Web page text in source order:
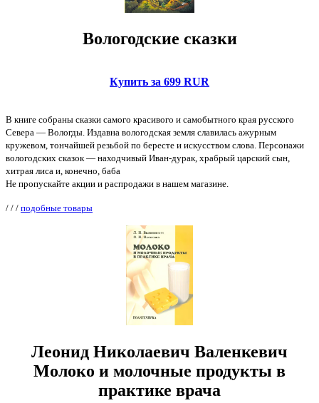
Вологодские сказки
Купить за 699 RUR
В книге собраны сказки самого красивого и самобытного края русского
Севера — Вологды. Издавна вологодская земля славилась ажурным
кружевом, тончайшей резьбой по бересте и искусством слова. Персонажи
вологодских сказок — находчивый Иван-дурак, храбрый царский сын,
хитрая лиса и, конечно, баба
Не пропускайте акции и распродажи в нашем магазине.
/ / / подобные товары
Леонид Николаевич Валенкевич
Молоко и молочные продукты в
практике врача